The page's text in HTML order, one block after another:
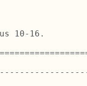
10-16.